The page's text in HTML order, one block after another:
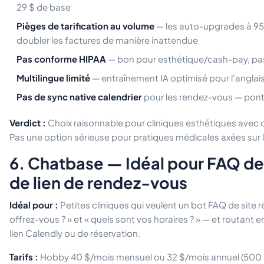
29 $ de base
Pièges de tarification au volume — les auto-upgrades à
doubler les factures de manière inattendue
Pas conforme HIPAA — bon pour esthétique/cash-pay,
Multilingue limité — entraînement IA optimisé pour
Pas de sync native calendrier pour les rendez-vous —
Verdict : Choix raisonnable pour cliniques esthétiques
Pas une option sérieuse pour pratiques médicales axées sur
6. Chatbase — Idéal pour FAQ
de lien de rendez-vous
Idéal pour : Petites cliniques qui veulent un bot FAQ de site
offrez-vous ? » et « quels sont vos horaires ? » — et routant
lien Calendly ou de réservation.
Tarifs : Hobby 40 $/mois mensuel ou 32 $/mois annuel